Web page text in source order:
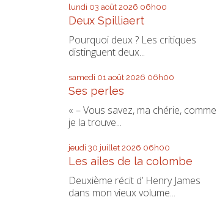
lundi 03 août 2026 06h00
Deux Spilliaert
Pourquoi deux ? Les critiques
distinguent deux...
samedi 01 août 2026 06h00
Ses perles
« – Vous savez, ma chérie, comme
je la trouve...
jeudi 30 juillet 2026 06h00
Les ailes de la colombe
Deuxième récit d’ Henry James
dans mon vieux volume...